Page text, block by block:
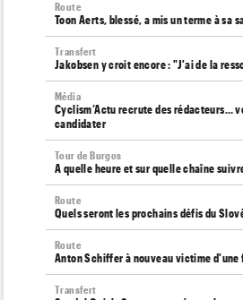
Route
Toon Aerts, blessé, a mis un terme à sa
Transfert
Jakobsen y croit encore : "J'ai de la
Média
Cyclism’Actu recrute des rédacteurs…
candidater
Tour de Burgos
A quelle heure et sur quelle chaîne
Route
Quels seront les prochains défis du
Route
Anton Schiffer à nouveau victime
Transfert